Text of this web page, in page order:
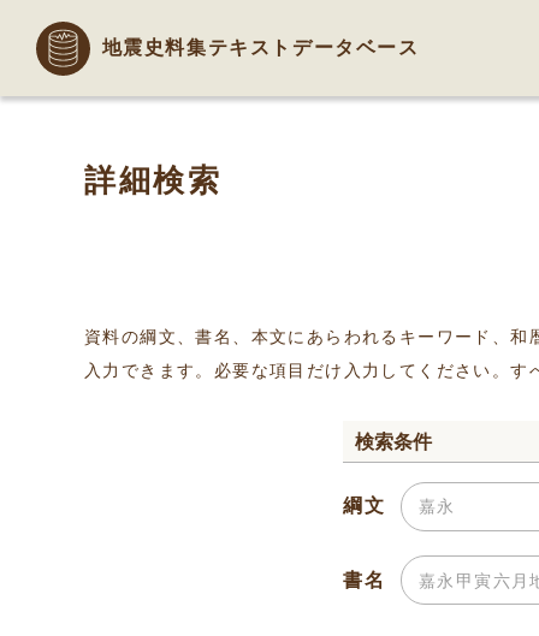
地震史料集テキストデータベース
詳細検索
資料の綱文、書名、本文にあらわれるキーワード、
入力できます。必要な項目だけ入力してください。
検索条件
綱文
書名